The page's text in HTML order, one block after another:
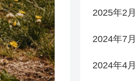
2025年2月
2024年7月
2024年4月